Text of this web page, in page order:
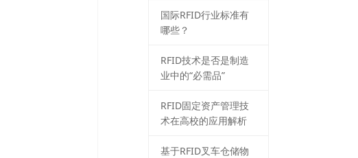
国际RFID行业标准有
哪些？
RFID技术是否是制造
业中的“必需品”
RFID固定资产管理技
术在高校的应用解析
基于RFID叉车仓储物